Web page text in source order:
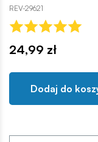
REV-29621
24,99 zł
Dodaj do